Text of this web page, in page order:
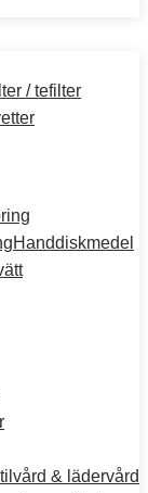
/ tefilter
Handdiskmedel
& lädervård